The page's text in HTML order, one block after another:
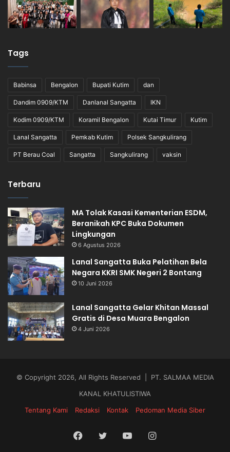
Tags
Babinsa Bengalon Bupati Kutim dan
Dandim 0909/KTM Danlanal Sangatta IKN
Kodim 0909/KTM Koramil Bengalon Kutai Timur Kutim
Lanal Sangatta Pemkab Kutim Polsek Sangkulirang
PT Berau Coal Sangatta Sangkulirang vaksin
Terbaru
MA Tolak Kasasi Kementerian ESDM,
Beranikah KPC Buka Dokumen
Lingkungan
6 Agustus 2026
Lanal Sangatta Buka Pelatihan Bela
Negara KKRI SMK Negeri 2 Bontang
10 Juni 2026
Lanal Sangatta Gelar Khitan Massal
Gratis di Desa Muara Bengalon
4 Juni 2026
© Copyright 2026, All Rights Reserved | PT. SALMAA MEDIA
KANAL KHATULISTIWA
Tentang Kami
Redaksi Kontak Pedoman Media Siber
Facebook
TwitterYouTubeInstagram